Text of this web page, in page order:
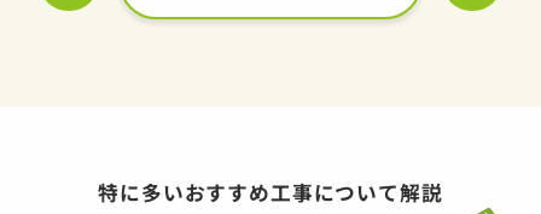
特に多いおすすめ工事について解説